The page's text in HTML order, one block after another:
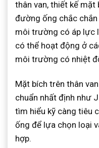
thân van, thiết kế mặt
đường ống chắc
môi trường có áp lực
có thể hoạt động ở
môi trường có nhiệt
Mặt bích trên thân
chuẩn nhất định như
tìm hiểu kỹ càng tiêu
ống để lựa chọn loại
hợp.